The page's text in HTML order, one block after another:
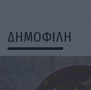
ΔΗΜΟΦΙΛΗ